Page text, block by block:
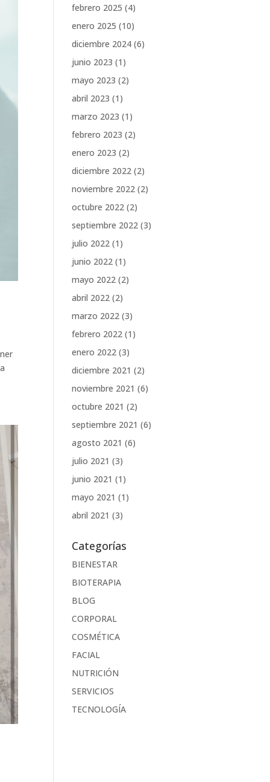
febrero 2025 (4)
enero 2025 (10)
diciembre 2024 (6)
junio 2023 (1)
mayo 2023 (2)
abril 2023 (1)
marzo 2023 (1)
febrero 2023 (2)
enero 2023 (2)
diciembre 2022 (2)
noviembre 2022 (2)
octubre 2022 (2)
septiembre 2022 (3)
julio 2022 (1)
junio 2022 (1)
mayo 2022 (2)
abril 2022 (2)
marzo 2022 (3)
febrero 2022 (1)
enero 2022 (3)
diciembre 2021 (2)
noviembre 2021 (6)
octubre 2021 (2)
septiembre 2021 (6)
agosto 2021 (6)
julio 2021 (3)
junio 2021 (1)
mayo 2021 (1)
abril 2021 (3)
Categorías
BIENESTAR
BIOTERAPIA
BLOG
CORPORAL
COSMÉTICA
FACIAL
NUTRICIÓN
SERVICIOS
TECNOLOGÍA